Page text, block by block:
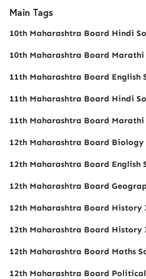
Main Tags
10th Maharashtra Board Hindi
10th Maharashtra Board Marathi
11th Maharashtra Board English
11th Maharashtra Board Hindi
11th Maharashtra Board Marathi
12th Maharashtra Board Biology
12th Maharashtra Board English
12th Maharashtra Board
12th Maharashtra Board History
12th Maharashtra Board
12th Maharashtra Board Maths
12th Maharashtra Board